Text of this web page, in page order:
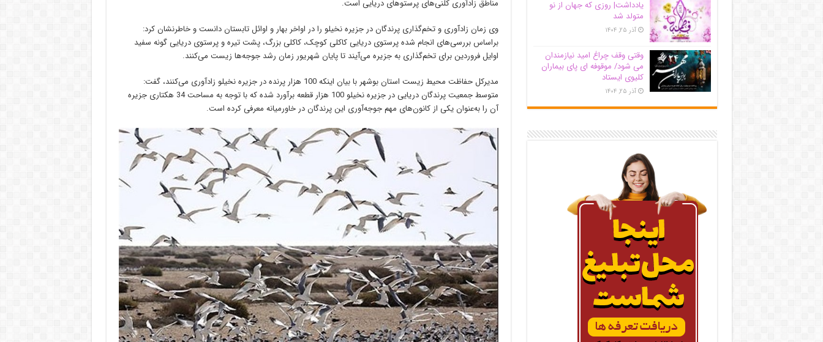
مناطق زاد‌آوری کلنی‌های پرستوهای دریایی است.
وی زمان زادآوری و تخم‌گذاری پرندگان در جزیره نخیلو را در اواخر بهار و اوائل تابستان دانست و خاطرنشان کرد:
براساس بررسی‌های انجام شده پرستوی دریایی کاکلی کوچک، کاکلی بزرگ، پشت تیره و پرستوی دریایی گونه سفید
اوایل فروردین برای تخم‌گذاری به جزیره می‌آیند تا پایان شهریور زمان رشد جوجه‌ها زیست می‌کنند.
مدیرکل حفاظت محیط زیست استان بوشهر با بیان اینکه 100 هزار پرنده در جزیره نخیلو زادآوری می‌کنند، گفت:
متوسط جمعیت پرندگان دریایی در جزیره نخیلو 100 هزار قطعه برآورد شده که با توجه به مساحت 34 هکتاری جزیره
آن را به‌عنوان یکی از کانون‌های مهم جوجه‌آوری این پرندگان در خاورمیانه معرفی کرده است.
یادداشت| روزی که جهان از نو
متولد شد
آذر ۲۵, ۱۴۰۴
وقتی وقف چراغ امید نیازمندان
می شود/ موقوفه ای پای بیماران
کلیوی ایستاد
آذر ۲۵, ۱۴۰۴